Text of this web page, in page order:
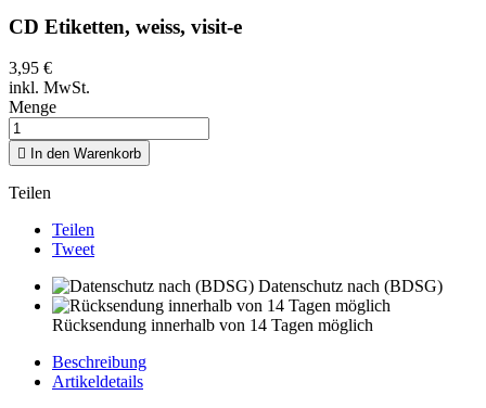
CD Etiketten, weiss, visit-e
3,95 €
inkl. MwSt.
Menge
 In den Warenkorb
Teilen
Teilen
Tweet
Datenschutz nach (BDSG)
Rücksendung innerhalb von 14 Tagen möglich
Beschreibung
Artikeldetails